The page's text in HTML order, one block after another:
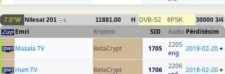
7.0°W Nilesat 201 6 11881.00 H DVB-S2 8PSK 30000 3/4
Emri Kriptimi SID Audio Përditësim
Masala TV
BetaCrypt 1705
2205
eng
2018-02-20+
Hum TV BetaCrypt 1706
2206 2018-02-20+